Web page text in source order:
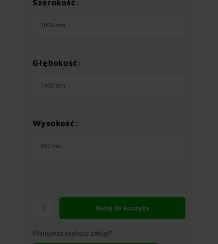
Szerokość:
1000 mm
Głębokość:
1400 mm
Wysokość:
450 mm
Dodaj do koszyka
Planujesz większy zakup?